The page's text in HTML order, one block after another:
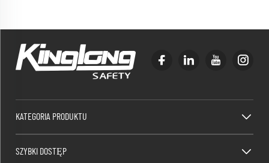
KATEGORIA PRODUKTU
SZYBKI DOSTĘP